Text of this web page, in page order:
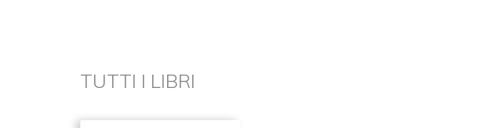
TUTTI I LIBRI